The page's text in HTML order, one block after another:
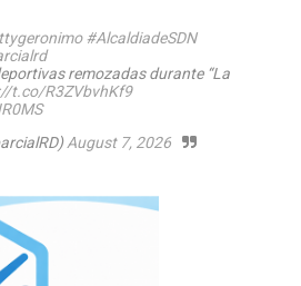
#AlcaldiadeSDN
remozadas durante “La
t.co/R3ZVbvhKf9
August 7, 2026